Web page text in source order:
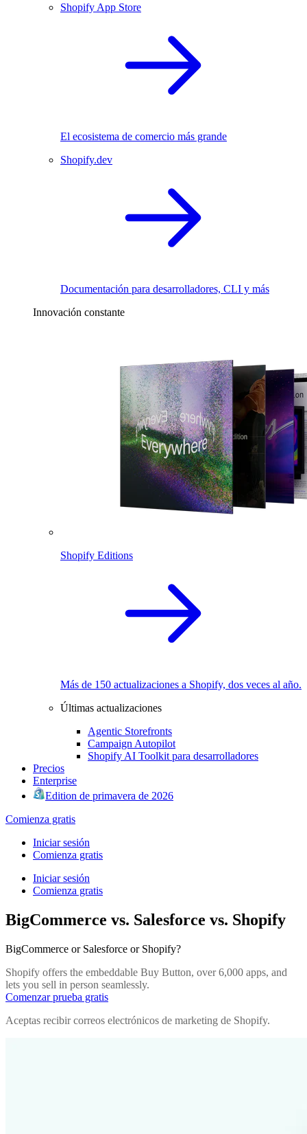
Shopify App Store
El ecosistema de comercio más grande
Shopify.dev
Documentación para desarrolladores, CLI y más
Innovación constante
Shopify Editions
Más de 150 actualizaciones a Shopify, dos veces al año.
Últimas actualizaciones
Agentic Storefronts
Campaign Autopilot
Shopify AI Toolkit para desarrolladores
Precios
Enterprise
Edition de primavera de 2026
Comienza gratis
Iniciar sesión
Comienza gratis
Iniciar sesión
Comienza gratis
BigCommerce vs. Salesforce vs. Shopify
BigCommerce or Salesforce or Shopify?
Shopify offers the embeddable Buy Button, over 6,000 apps, and
lets you sell in person seamlessly.
Comenzar prueba gratis
Aceptas recibir correos electrónicos de marketing de Shopify.